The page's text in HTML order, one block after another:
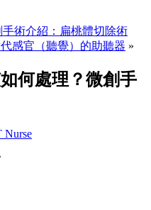
術介紹：扁桃體切除術
感官（聽覺）的助聽器 »
何處理？微創手
Nurse